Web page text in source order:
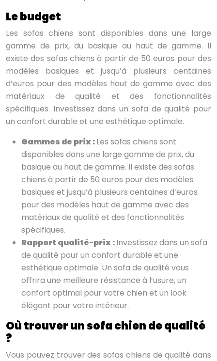
Le budget
Les sofas chiens sont disponibles dans une large
gamme de prix, du basique au haut de gamme. Il
existe des sofas chiens à partir de 50 euros pour des
modèles basiques et jusqu’à plusieurs centaines
d’euros pour des modèles haut de gamme avec des
matériaux de qualité et des fonctionnalités
spécifiques. Investissez dans un sofa de qualité pour
un confort durable et une esthétique optimale.
Gammes de prix :Les sofas chiens sont
disponibles dans une large gamme de prix, du
basique au haut de gamme. Il existe des sofas
chiens à partir de 50 euros pour des modèles
basiques et jusqu’à plusieurs centaines d’euros
pour des modèles haut de gamme avec des
matériaux de qualité et des fonctionnalités
spécifiques.
Rapport qualité-prix :Investissez dans un sofa
de qualité pour un confort durable et une
esthétique optimale. Un sofa de qualité vous
offrira une meilleure résistance à l’usure, un
confort optimal pour votre chien et un look
élégant pour votre intérieur.
Où trouver un sofa chien de qualité
?
Vous pouvez trouver des sofas chiens de qualité dans